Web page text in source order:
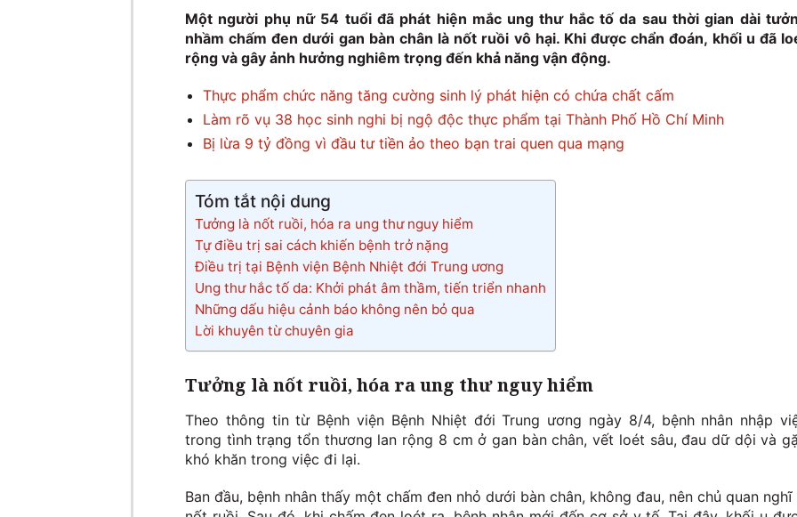
Một người phụ nữ 54 tuổi đã phát hiện mắc ung thư hắc tố da sau thời gian dài
nhầm chấm đen dưới gan bàn chân là nốt ruồi vô hại. Khi được chẩn đoán, khối u đã
rộng và gây ảnh hưởng nghiêm trọng đến khả năng vận động.
Thực phẩm chức năng tăng cường sinh lý phát hiện có chứa chất cấm
Làm rõ vụ 38 học sinh nghi bị ngộ độc thực phẩm tại Thành Phố Hồ Chí Minh
Bị lừa 9 tỷ đồng vì đầu tư tiền ảo theo bạn trai quen qua mạng
Tóm tắt nội dung
Tưởng là nốt ruồi, hóa ra ung thư nguy hiểm
Tự điều trị sai cách khiến bệnh trở nặng
Điều trị tại Bệnh viện Bệnh Nhiệt đới Trung ương
Ung thư hắc tố da: Khởi phát âm thầm, tiến triển nhanh
Những dấu hiệu cảnh báo không nên bỏ qua
Lời khuyên từ chuyên gia
Tưởng là nốt ruồi, hóa ra ung thư nguy hiểm
Theo thông tin từ Bệnh viện Bệnh Nhiệt đới Trung ương ngày 8/4, bệnh nhân nhập
trong tình trạng tổn thương lan rộng 8 cm ở gan bàn chân, vết loét sâu, đau dữ dội và
khó khăn trong việc đi lại.
Ban đầu, bệnh nhân thấy một chấm đen nhỏ dưới bàn chân, không đau, nên chủ quan nghĩ